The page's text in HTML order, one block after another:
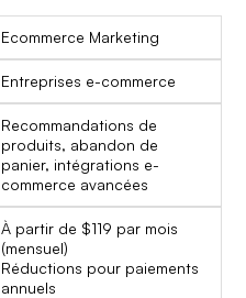
Ecommerce Marketing
Entreprises e-commerce
Recommandations de
produits, abandon de
panier, intégrations e-
commerce avancées
À partir de $119 par mois
(mensuel)
Réductions pour paiements
annuels